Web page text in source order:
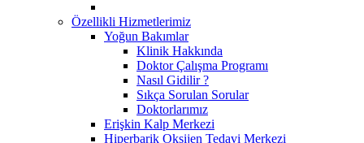
Özellikli Hizmetlerimiz
Yoğun Bakımlar
Klinik Hakkında
Doktor Çalışma Programı
Nasıl Gidilir ?
Sıkça Sorulan Sorular
Doktorlarımız
Erişkin Kalp Merkezi
Hiperbarik Oksijen Tedavi Merkezi